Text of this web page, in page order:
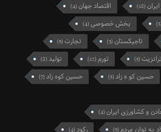
(18) اقتصاد جهان(4)
(5) بخش خصوصی(4)
تاجیکستان(3) تجارت(5)
ترانزیت(5) تورم(12) تولید(8)
حسین کو ه زاد(5) حسین کوه زاد(7)
و کشاورزی ایران(4)